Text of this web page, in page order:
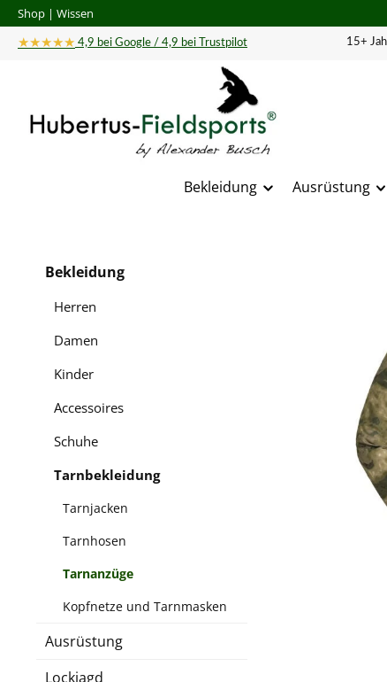
Hauptinhalt springen
Zur Suche springen
Zur Hauptnavigation springen
Shop | Wissen
★★★★★ 4,9 bei Google / 4,9 bei Trustpilot 15+
Bekleidung Ausrüstung
Bekleidung
Herren
Damen
Kinder
Accessoires
Schuhe
Tarnbekleidung
Tarnjacken
Tarnhosen
Tarnanzüge
Kopfnetze und Tarnmasken
Ausrüstung
Lockjagd